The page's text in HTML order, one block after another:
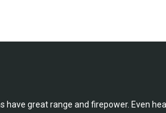
have great range and firepower. Even